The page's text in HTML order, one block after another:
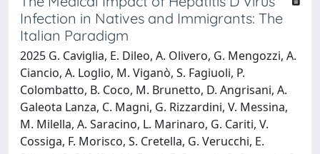
Infection in Natives and Immigrants: The
Italian Paradigm
2025 G. Caviglia, E. Dileo, A. Olivero, G. Mengozzi, A.
Ciancio, A. Loglio, M. Viganò, S. Fagiuoli, P.
Colombatto, B. Coco, M. Brunetto, D. Angrisani, A.
Galeota Lanza, C. Magni, G. Rizzardini, V. Messina,
M. Milella, A. Saracino, L. Marinaro, G. Cariti, V.
Cossiga, F. Morisco, S. Cretella, G. Verucchi, E.